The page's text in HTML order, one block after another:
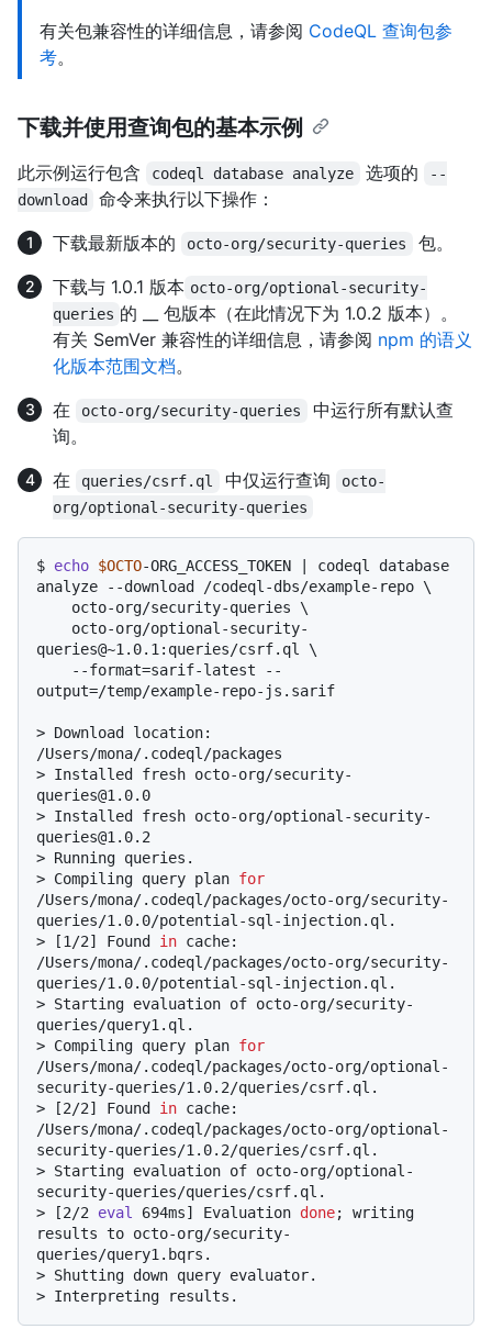
有关包兼容性的详细信息，请参阅 CodeQL 查询包参
考。
下载并使用查询包的基本示例
此示例运行包含 codeql database analyze 选项的
--
download
命令来执行以下操作：
下载最新版本的
octo-org/security-queries
包。
下载与 1.0.1 版本 octo-org/optional-security-
queries 的 __ 包版本（在此情况下为 1.0.2 版本）。
有关 SemVer 兼容性的详细信息，请参阅 npm 的语义
化版本范围文档。
在
octo-org/security-queries
中运行所有默认查
询。
在
queries/csrf.ql 中仅运行查询
octo-
org/optional-security-queries
$ echo $OCTO-ORG_ACCESS_TOKEN | codeql database
analyze --download /codeql-dbs/example-repo \
queries@~1.0.1:queries/csrf.ql \
output=/temp/example-repo-js.sarif
> Download location:
/Users/mona/.codeql/packages
> Installed fresh octo-org/security-
queries@1.0.0
> Installed fresh octo-org/optional-security-
queries@1.0.2
> Running queries.
> Compiling query plan for
/Users/mona/.codeql/packages/octo-org/security-
queries/1.0.0/potential-sql-injection.ql.
>
[1/2] Found in cache:
/Users/mona/.codeql/packages/octo-org/security-
queries/1.0.0/potential-sql-injection.ql.
> Starting evaluation of octo-org/security-
queries/query1.ql.
> Compiling query plan for
/Users/mona/.codeql/packages/octo-org/optional-
security-queries/1.0.2/queries/csrf.ql.
>
[2/2] Found in cache:
/Users/mona/.codeql/packages/octo-org/optional-
security-queries/1.0.2/queries/csrf.ql.
> Starting evaluation of octo-org/optional-
security-queries/queries/csrf.ql.
>
[2/2 eval 694ms] Evaluation done; writing
results to octo-org/security-
queries/query1.bqrs.
> Shutting down query evaluator.
> Interpreting results.